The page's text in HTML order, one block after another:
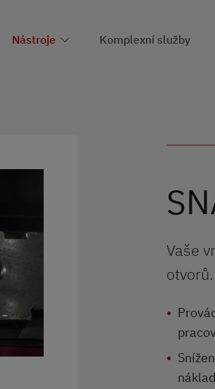
Nástroje Komplexní služby
Vaše